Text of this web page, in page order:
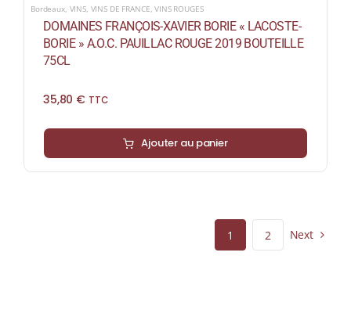
Bordeaux, VINS, VINS DE FRANCE,VINS ROUGES
DOMAINES FRANÇOIS-XAVIER BORIE « LACOSTE-
BORIE » A.O.C. PAUILLAC ROUGE 2019 BOUTEILLE
75CL
35,80 € TTC
Ajouter au panier
1 2 Next